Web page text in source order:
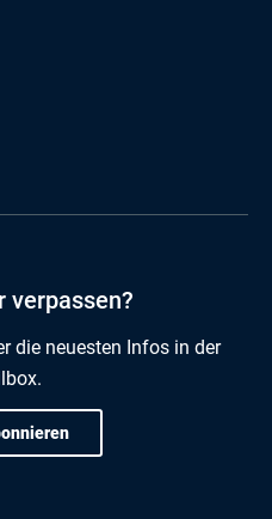
verpassen?
die neuesten Infos in der